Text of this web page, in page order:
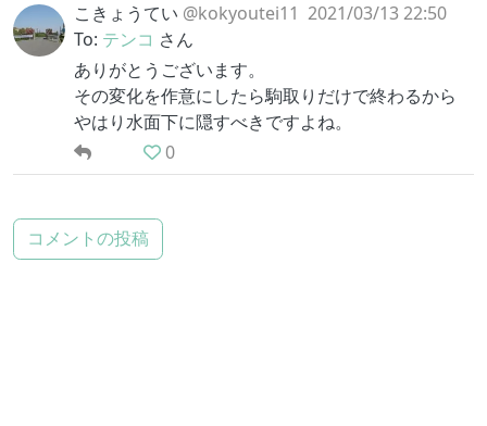
こきょうてい @kokyoutei11 2021/03/13 22:50
To: テンコ さん
ありがとうございます。
その変化を作意にしたら駒取りだけで終わるから
やはり水面下に隠すべきですよね。
0
コメントの投稿